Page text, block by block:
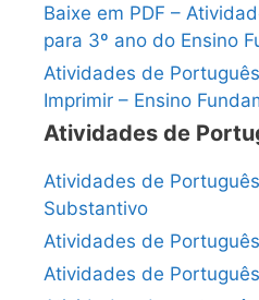
Baixe em PDF –
para 3º ano do Ensino
Atividades de
Imprimir – Ensino
Atividades de
Atividades de
Substantivo
Atividades de
Atividades de